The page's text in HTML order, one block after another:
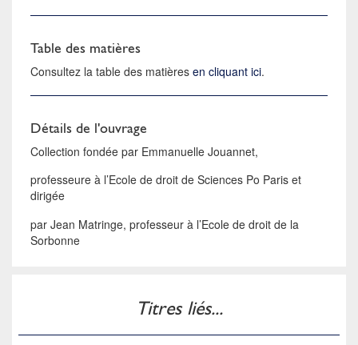
Table des matières
Consultez la table des matièresen cliquant ici.
Détails de l'ouvrage
Collection fondée par Emmanuelle Jouannet,
professeure à l’Ecole de droit de Sciences Po Paris et
dirigée
par Jean Matringe, professeur à l’Ecole de droit de la
Sorbonne
Titres liés...